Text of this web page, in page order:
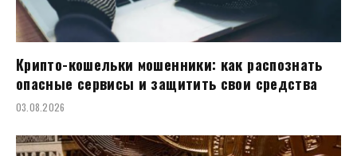
Крипто-кошельки мошенники: как распознать
опасные сервисы и защитить свои средства
03.08.2026